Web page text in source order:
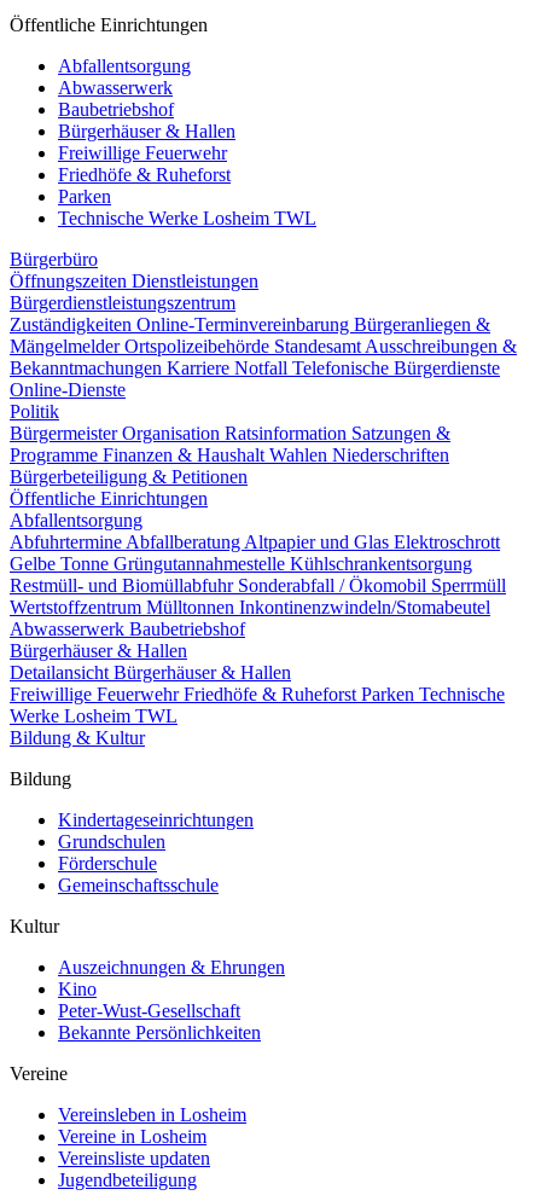
Öffentliche Einrichtungen
Abfallentsorgung
Abwasserwerk
Baubetriebshof
Bürgerhäuser & Hallen
Freiwillige Feuerwehr
Friedhöfe & Ruheforst
Parken
Technische Werke Losheim TWL
Bürgerbüro
Öffnungszeiten Dienstleistungen
Bürgerdienstleistungszentrum
Zuständigkeiten Online-Terminvereinbarung Bürgeranliegen &
MängelmelderOrtspolizeibehörde Standesamt Ausschreibungen &
Bekanntmachungen Karriere Notfall Telefonische Bürgerdienste
Online-Dienste
Politik
BürgermeisterOrganisation Ratsinformation Satzungen &
Programme Finanzen & Haushalt Wahlen Niederschriften
Bürgerbeteiligung & Petitionen
Öffentliche Einrichtungen
Abfallentsorgung
Abfuhrtermine Abfallberatung Altpapier und Glas Elektroschrott
Gelbe Tonne Grüngutannahmestelle Kühlschrankentsorgung
Restmüll- und Biomüllabfuhr Sonderabfall / Ökomobil Sperrmüll
Wertstoffzentrum Mülltonnen Inkontinenzwindeln/Stomabeutel
Abwasserwerk Baubetriebshof
Bürgerhäuser & Hallen
Detailansicht Bürgerhäuser & Hallen
Freiwillige FeuerwehrFriedhöfe & Ruheforst Parken Technische
Werke Losheim TWL
Bildung & Kultur
Bildung
Kindertageseinrichtungen
Grundschulen
Förderschule
Gemeinschaftsschule
Kultur
Auszeichnungen & Ehrungen
Kino
Peter-Wust-Gesellschaft
Bekannte Persönlichkeiten
Vereine
Vereinsleben in Losheim
Vereine in Losheim
Vereinsliste updaten
Jugendbeteiligung